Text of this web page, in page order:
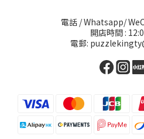
電話 / Whatsapp/
開店時間 :
電郵: